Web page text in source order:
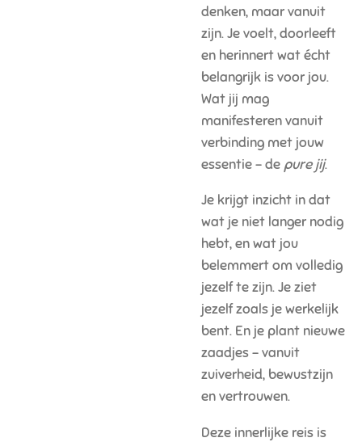
denken, maar vanuit
zijn. Je voelt, doorleeft
en herinnert wat écht
belangrijk is voor jou.
Wat jij mag
manifesteren vanuit
verbinding met jouw
essentie – de pure jij.
Je krijgt inzicht in dat
wat je niet langer nodig
hebt, en wat jou
belemmert om volledig
jezelf te zijn. Je ziet
jezelf zoals je werkelijk
bent. En je plant nieuwe
zaadjes – vanuit
zuiverheid, bewustzijn
en vertrouwen.
Deze innerlijke reis is